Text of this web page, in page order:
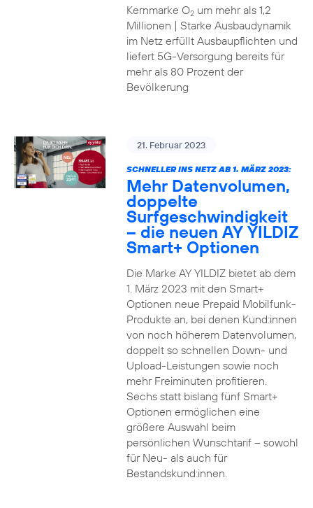
Kernmarke O2um mehr als 1,2
Millionen | Starke Ausbaudynamik
im Netz erfüllt Ausbaupflichten und
liefert 5G-Versorgung bereits für
mehr als 80 Prozent der
Bevölkerung
21. Februar 2023
SCHNELLER INS NETZ AB 1. MÄRZ 2023:
Mehr Datenvolumen,
doppelte
Surfgeschwindigkeit
– die neuen AY YILDIZ
Smart+ Optionen
Die Marke AY YILDIZ bietet ab dem
1. März 2023 mit den Smart+
Optionen neue Prepaid Mobilfunk-
Produkte an, bei denen Kund:innen
von noch höherem Datenvolumen,
doppelt so schnellen Down- und
Upload-Leistungen sowie noch
mehr Freiminuten profitieren.
Sechs statt bislang fünf Smart+
Optionen ermöglichen eine
größere Auswahl beim
persönlichen Wunschtarif – sowohl
für Neu- als auch für
Bestandskund:innen.